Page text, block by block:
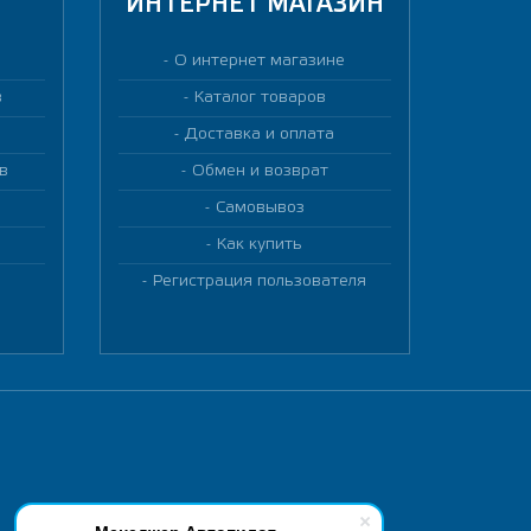
ИНТЕРНЕТ МАГАЗИН
О интернет магазине
Каталог товаров
Доставка и оплата
Обмен и возврат
Самовывоз
Как купить
Регистрация пользователя